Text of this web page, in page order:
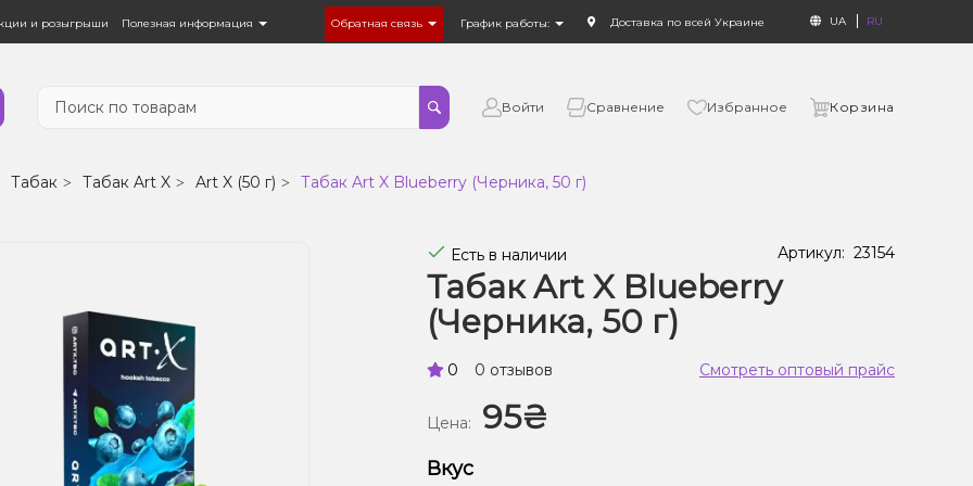
и розыгрыши Полезная информация Обратная связь График работы: Доставка по всей Украине UA RU
Войти Сравнение Избранное Корзина
Табак Табак Art X Art X (50 г) Табак Art X Blueberry (Черника, 50 г)
Есть в наличии Артикул: 23154
Табак Art X Blueberry
(Черника, 50 г)
0 0 отзывов Смотреть оптовый прайс
Цена: 95₴
Вкус